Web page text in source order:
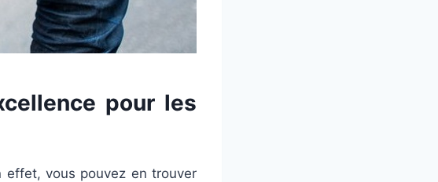
pour les
effet, vous pouvez en trouver